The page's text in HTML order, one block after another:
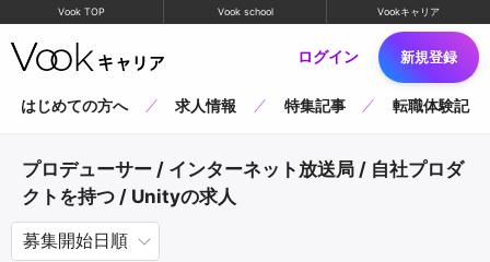
Vook TOP Vook school Vookキャリア
ログイン 新規登録
はじめての方へ 求人情報 特集記事 転職体験記
プロデューサー / インターネット放送局 / 自社プロダ
クトを持つ / Unityの求人